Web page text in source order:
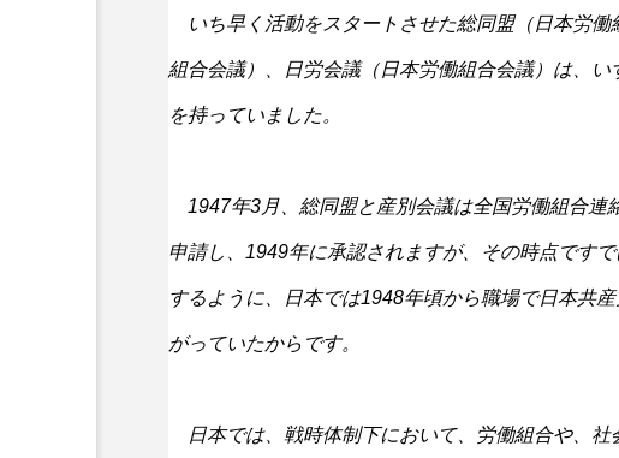
いち早く活動をスタートさせた総同盟（日本労働
組合会議）、日労会議（日本労働組合会議）は、
を持っていました。
1947年3月、総同盟と産別会議は全国労働組合連
申請し、1949年に承認されますが、その時点です
するように、日本では1948年頃から職場で日本共
がっていたからです。
日本では、戦時体制下において、労働組合や、